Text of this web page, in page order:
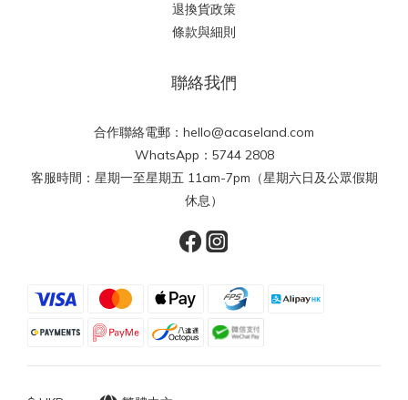
退換貨政策
條款與細則
聯絡我們
合作聯絡電郵：hello@acaseland.com
WhatsApp：5744 2808
客服時間：星期一至星期五 11am-7pm（星期六日及公眾假期
休息）